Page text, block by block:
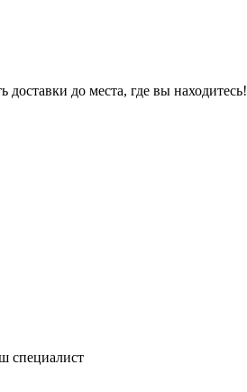
до места, где вы находитесь!
специалист